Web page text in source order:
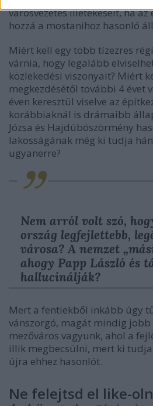
városvezetés illetékeseit, ha
hozzá a mostanihoz hasonló
Miért kell egy több tízezres
várnia, hogy legalább
közlekedési viszonyait? Miért
megkezdésétől további 4 évet
éven keresztül viselve az
korábbiaknál is drámaibb
Józsa és Hajdúböszörmény
lakosságának még ki tudja
ugyanerre?
Nem arról volt szó,
ország legfejlettebb,
városa? A nemzet
ahogy Papp László és
hallucinálják?
Mert a fentiekből inkább úgy
vánszorgó, magát mindig
mezőváros vagyunk, ahol a
illik megbecsülni, mert ki
újra ehhez hasonlót.
Ne felejtsd el like-